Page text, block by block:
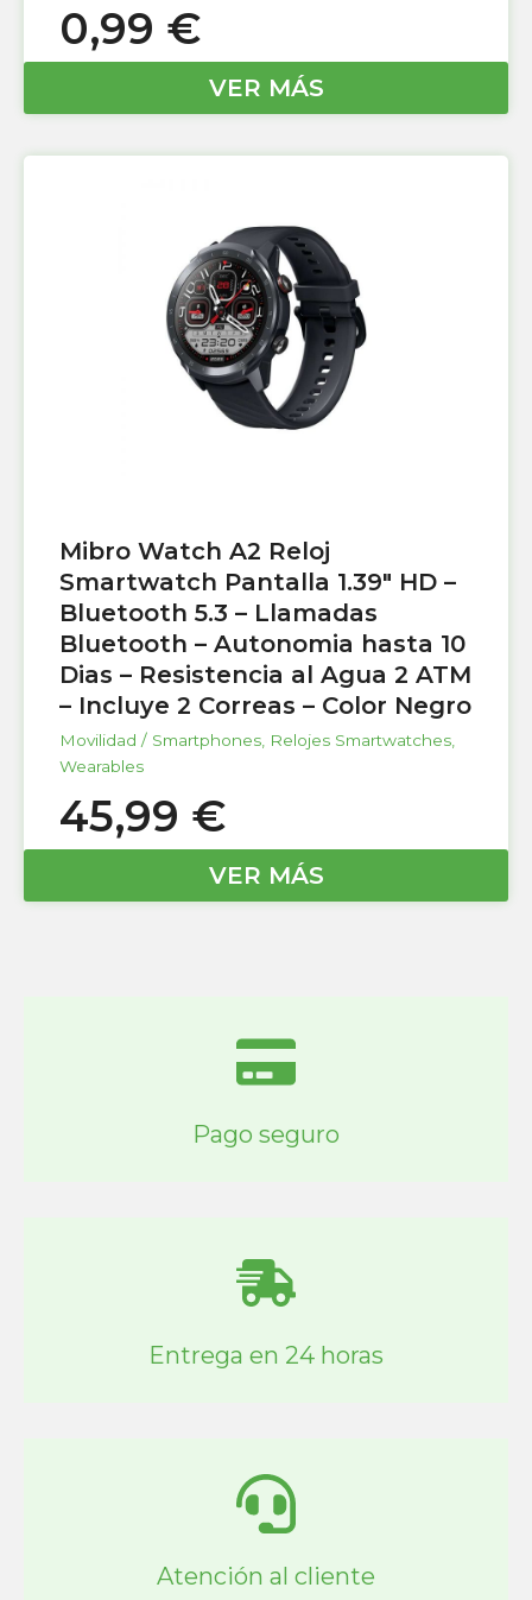
0,99 €
VER MÁS
Mibro Watch A2 Reloj
Smartwatch Pantalla 1.39″ HD –
Bluetooth 5.3 – Llamadas
Bluetooth – Autonomia hasta 10
Dias – Resistencia al Agua 2 ATM
– Incluye 2 Correas – Color Negro
Movilidad / Smartphones Relojes Smartwatches
Wearables
45,99 €
VER MÁS
Pago seguro
Entrega en 24 horas
Atención al cliente